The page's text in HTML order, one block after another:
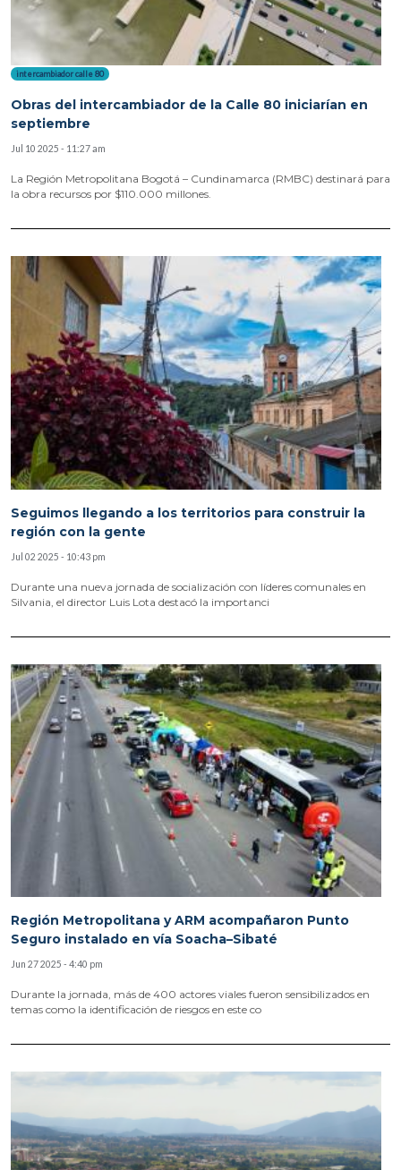
intercambiador calle 80
Obras del intercambiador de la Calle 80 iniciarían en
septiembre
Jul 10 2025 - 11:27 am
La Región Metropolitana Bogotá – Cundinamarca (RMBC) destinará para
la obra recursos por $110.000 millones.
Seguimos llegando a los territorios para construir la
región con la gente
Jul 02 2025 - 10:43 pm
Durante una nueva jornada de socialización con líderes comunales en
Silvania, el director Luis Lota destacó la importanci
Región Metropolitana y ARM acompañaron Punto
Seguro instalado en vía Soacha–Sibaté
Jun 27 2025 - 4:40 pm
Durante la jornada, más de 400 actores viales fueron sensibilizados en
temas como la identificación de riesgos en este co